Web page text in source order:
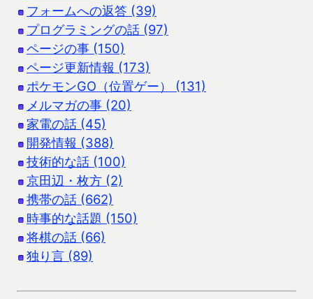
フォームへの返答 (39)
プログラミングの話 (97)
ページの事 (150)
ページ更新情報 (173)
ポケモンGO（位置ゲー） (131)
メルマガの事 (20)
家電の話 (45)
開発情報 (388)
技術的な話 (100)
京田辺・枚方 (2)
携帯の話 (662)
時事的な話題 (150)
将棋の話 (66)
独り言 (89)